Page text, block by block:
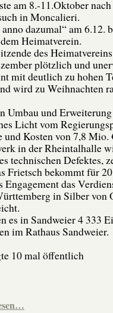
am 8.-11.Oktober
in Moncalieri.
dazumal“ am 6.12.
Heimatverein.
des
plötzlich und
mit deutlich zu hohen
wird zu Weihnachten
Umbau und
Licht vom
Kosten von 7,8 Mio.
in der Rheintalhalle
technischen Defektes,
Frietsch bekommt für
das
in Silber von
es in Sandweier 4 333
im Rathaus Sandweier.
10 mal öffentlich